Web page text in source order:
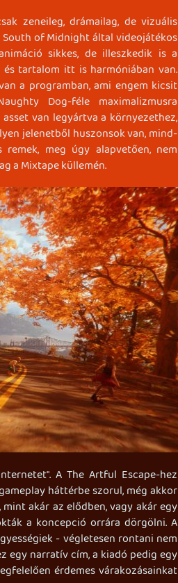
zeneileg, drámailag, de vizuális
of Midnight által videojátékos
sikkes, de illeszkedik is a
tartalom itt is harmóniában van.
a programban, ami engem kicsit
Dog-féle maximalizmusra
van legyártva a környezethez,
jelenetből huszonsok van, mind-
meg úgy alapvetően, nem
a Mixtape küllemén.
A The Artful Escape-hez
háttérbe szorul, még akkor
akár az elődben, vagy akár egy
a koncepció orrára dörgölni. A
- végletesen rontani nem
egy narratív cím, a kiadó pedig egy
érdemes várakozásainkat